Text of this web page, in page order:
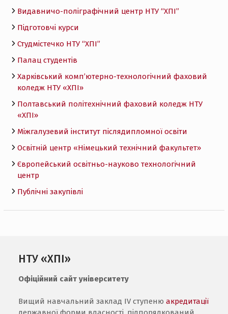
Видавничо-поліграфічний центр НТУ “ХПІ”
Підготовчі курси
Студмістечко НТУ “ХПІ”
Палац студентів
Харківський комп’ютерно-технологічний фаховий
коледж НТУ «ХПI»
Полтавський політехнічний фаховий коледж НТУ
«ХПI»
Міжгалузевий інститут післядипломної освіти
Освітній центр «Німецький технічний факультет»
Європейський освітньо-науково технологічний
центр
Публічні закупівлі
НТУ «ХПІ»
Офіційний сайт університету
Вищий навчальний заклад IV ступенюакредитації